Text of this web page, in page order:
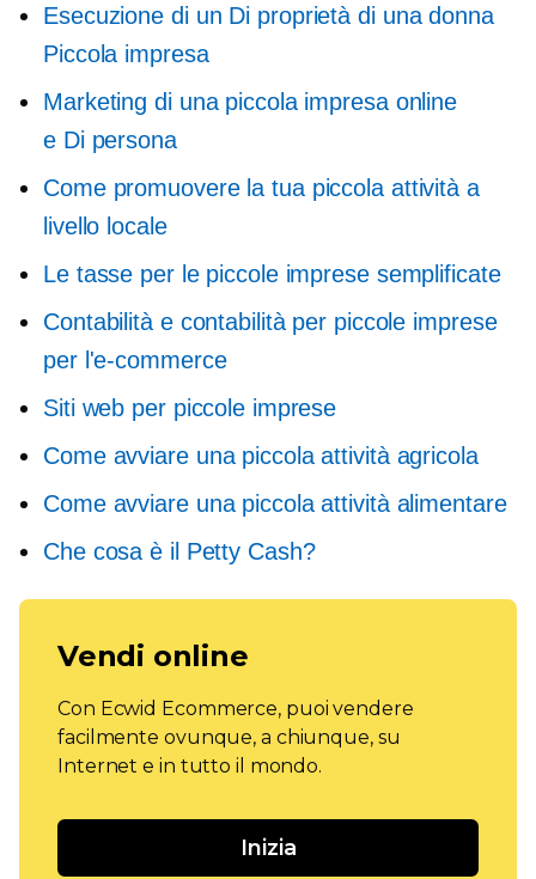
Esecuzione di un Di proprietà di una donna
Piccola impresa
Marketing di una piccola impresa online
e Di persona
Come promuovere la tua piccola attività a
livello locale
Le tasse per le piccole imprese semplificate
Contabilità e contabilità per piccole imprese
per l'e-commerce
Siti web per piccole imprese
Come avviare una piccola attività agricola
Come avviare una piccola attività alimentare
Che cosa è il Petty Cash?
Vendi online
Con Ecwid Ecommerce, puoi vendere
facilmente ovunque, a chiunque, su
Internet e in tutto il mondo.
Inizia